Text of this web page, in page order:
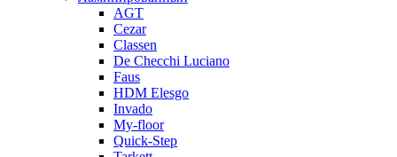
AGT
Cezar
Classen
De Checchi Luciano
Faus
HDM Elesgo
Invado
My-floor
Quick-Step